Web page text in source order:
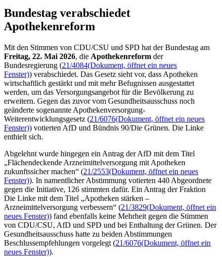
Bundestag verabschiedet
Apothekenreform
Mit den Stimmen von CDU/CSU und SPD hat der Bundestag am
Freitag, 22. Mai 2026, die Apothekenreform der
Bundesregierung (21/4084(Dokument, öffnet ein neues
Fenster)) verabschiedet. Das Gesetz sieht vor, dass Apotheken
wirtschaftlich gestärkt und mit mehr Befugnissen ausgestattet
werden, um das Versorgungsangebot für die Bevölkerung zu
erweitern. Gegen das zuvor vom Gesundheitsausschuss noch
geänderte sogenannte Apothekenversorgung-
Weiterentwicklungsgesetz (21/6076(Dokument, öffnet ein neues
Fenster)) votierten AfD und Bündnis 90/Die Grünen. Die Linke
enthielt sich.
Abgelehnt wurde hingegen ein Antrag der AfD mit dem Titel
„Flächendeckende Arzneimittelversorgung mit Apotheken
zukunftssicher machen“ (21/2553(Dokument, öffnet ein neues
Fenster)). In namentlicher Abstimmung votierten 440 Abgeordnete
gegen die Initiative, 126 stimmten dafür. Ein Antrag der Fraktion
Die Linke mit dem Titel „Apotheken stärken –
Arzneimittelversorgung verbessern“ (21/3829(Dokument, öffnet ein
neues Fenster)) fand ebenfalls keine Mehrheit gegen die Stimmen
von CDU/CSU, AfD und SPD und bei Enthaltung der Grünen. Der
Gesundheitsausschuss hatte zu beiden Abstimmungen
Beschlussempfehlungen vorgelegt (21/6076(Dokument, öffnet ein
neues Fenster)).